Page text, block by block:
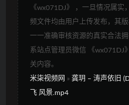
《wx071DJ》 ，一旦情况属
频文件均由用户上传发布，其
一一准确审核资源的真实合法
系站点管理员微信 《wx071DJ
关内容。
米柒视频网 » 龚玥 – 涛声依旧
飞 风景.mp4